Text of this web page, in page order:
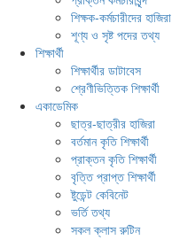
শিক্ষক-কর্মচারীদের হাজিরা
শূণ্য ও সৃষ্ট পদের তথ্য
শিক্ষার্থী
শিক্ষার্থীর ডাটাবেস
শ্রেণীভিত্তিক শিক্ষার্থী
একাডেমিক
ছাত্র-ছাত্রীর হাজিরা
বর্তমান কৃতি শিক্ষার্থী
প্রাক্তন কৃতি শিক্ষার্থী
বৃত্তি প্রাপ্ত শিক্ষার্থী
ষ্টুডেন্ট কেবিনেট
ভর্তি তথ্য
সকল ক্লাস রুটিন